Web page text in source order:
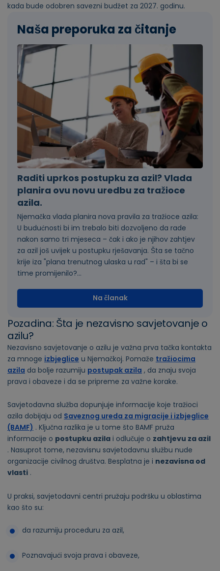
kada bude odobren savezni budžet za 2027. godinu.
Naša preporuka za čitanje
Raditi uprkos postupku za azil? Vlada
planira ovu novu uredbu za tražioce
azila.
Njemačka vlada planira nova pravila za tražioce azila:
U budućnosti bi im trebalo biti dozvoljeno da rade
nakon samo tri mjeseca – čak i ako je njihov zahtjev
za azil još uvijek u postupku rješavanja. Šta se tačno
krije iza "plana trenutnog ulaska u rad" – i šta bi se
time promijenilo?...
Na članak
Pozadina: Šta je nezavisno savjetovanje o
azilu?
Nezavisno savjetovanje o azilu je važna prva tačka kontakta
za mnoge izbjeglice u Njemačkoj. Pomaže tražiocima
azila da bolje razumiju postupak azila , da znaju svoja
prava i obaveze i da se pripreme za važne korake.
Savjetodavna služba dopunjuje informacije koje tražioci
azila dobijaju od Saveznog ureda za migracije i izbjeglice
(BAMF) . Ključna razlika je u tome što BAMF pruža
informacije o postupku azila i odlučuje o zahtjevu za azil
. Nasuprot tome, nezavisnu savjetodavnu službu nude
organizacije civilnog društva. Besplatna je i nezavisna od
vlasti .
U praksi, savjetodavni centri pružaju podršku u oblastima
kao što su:
da razumiju proceduru za azil,
Poznavajući svoja prava i obaveze,